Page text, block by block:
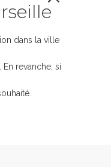
dans la ville
. En revanche, si